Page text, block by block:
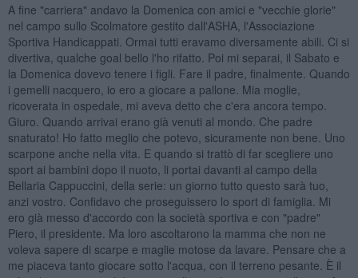
A fine "carriera" andavo la Domenica con amici e "vecchie glorie"
nel campo sullo Scolmatore gestito dall'ASHA, l'Associazione
Sportiva Handicappati. Ormai tutti eravamo diversamente abili. Ci si
divertiva, qualche goal bello l'ho rifatto. Poi mi separai, il Sabato e
la Domenica dovevo tenere i figli. Fare il padre, finalmente. Quando
i gemelli nacquero, io ero a giocare a pallone. Mia moglie,
ricoverata in ospedale, mi aveva detto che c'era ancora tempo.
Giuro. Quando arrivai erano già venuti al mondo. Che padre
snaturato! Ho fatto meglio che potevo, sicuramente non bene. Uno
scarpone anche nella vita. E quando si trattò di far scegliere uno
sport ai bambini dopo il nuoto, li portai davanti al campo della
Bellaria Cappuccini, della serie: un giorno tutto questo sarà tuo,
anzi vostro. Confidavo che proseguissero lo sport di famiglia. Mi
ero già messo d'accordo con la società sportiva e con "padre"
Piero, il presidente. Ma loro ascoltarono la mamma che non ne
voleva sapere di scarpe e maglie motose da lavare. Pensare che a
me piaceva tanto giocare sotto l'acqua, con il terreno pesante. È il